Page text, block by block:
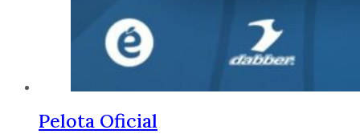
Pelota Oficial